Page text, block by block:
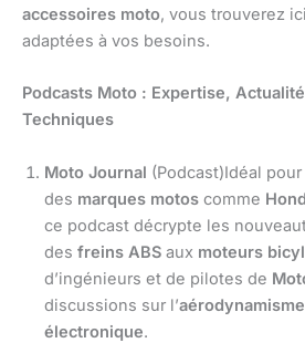
accessoires moto, vous trouverez
adaptées à vos besoins.
Podcasts Moto : Expertise,
Techniques
Moto Journal (Podcast)Idéal
des marques motos comme
ce podcast décrypte les
des freins ABS aux moteurs
d’ingénieurs et de pilotes de
discussions sur l’
électronique.